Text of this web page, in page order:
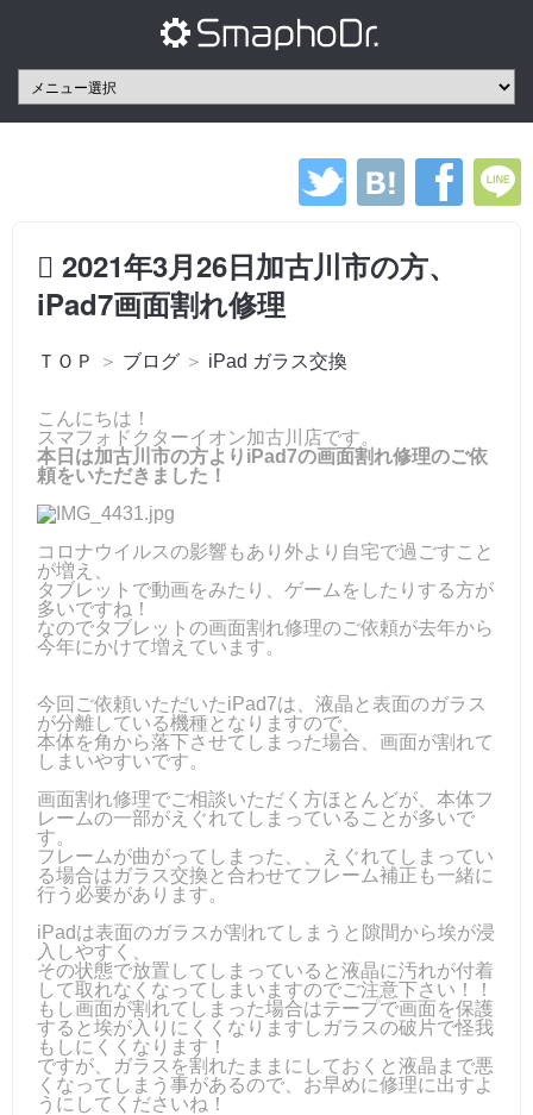
2021年3月26日加古川市の方、
iPad7画面割れ修理
ＴＯＰ ＞ ブログ ＞ iPad ガラス交換
こんにちは！
スマフォドクターイオン加古川店です。
本日は加古川市の方よりiPad7の画面割れ修理のご依
頼をいただきました！
コロナウイルスの影響もあり外より自宅で過ごすこと
が増え、
タブレットで動画をみたり、ゲームをしたりする方が
多いですね！
なのでタブレットの画面割れ修理のご依頼が去年から
今年にかけて増えています。
今回ご依頼いただいたiPad7は、液晶と表面のガラス
が分離している機種となりますので、
本体を角から落下させてしまった場合、画面が割れて
しまいやすいです。
画面割れ修理でご相談いただく方ほとんどが、本体フ
レームの一部がえぐれてしまっていることが多いで
す。
フレームが曲がってしまった、、えぐれてしまってい
る場合はガラス交換と合わせてフレーム補正も一緒に
行う必要があります。
iPadは表面のガラスが割れてしまうと隙間から埃が浸
入しやすく、
その状態で放置してしまっていると液晶に汚れが付着
して取れなくなってしまいますのでご注意下さい！！
もし画面が割れてしまった場合はテープで画面を保護
すると埃が入りにくくなりますしガラスの破片で怪我
もしにくくなります！
ですが、ガラスを割れたままにしておくと液晶まで悪
くなってしまう事があるので、お早めに修理に出すよ
うにしてくださいね！